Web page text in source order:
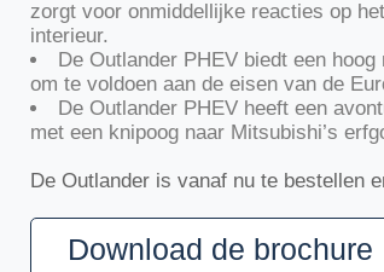
zorgt voor onmiddellijke reacties op
interieur.
De Outlander PHEV biedt een
om te voldoen aan de eisen van de
De Outlander PHEV heeft een
met een knipoog naar Mitsubishi’s
De Outlander is vanaf nu te bestellen
Download de brochure